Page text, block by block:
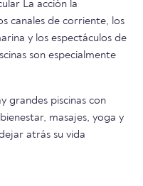
La acción la
canales de corriente, los
y los espectáculos de
son especialmente
grandes piscinas con
masajes, yoga y
atrás su vida